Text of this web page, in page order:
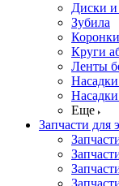
Диски
Зубила
Коронки
Круги
Ленты
Еще
Запчасти для